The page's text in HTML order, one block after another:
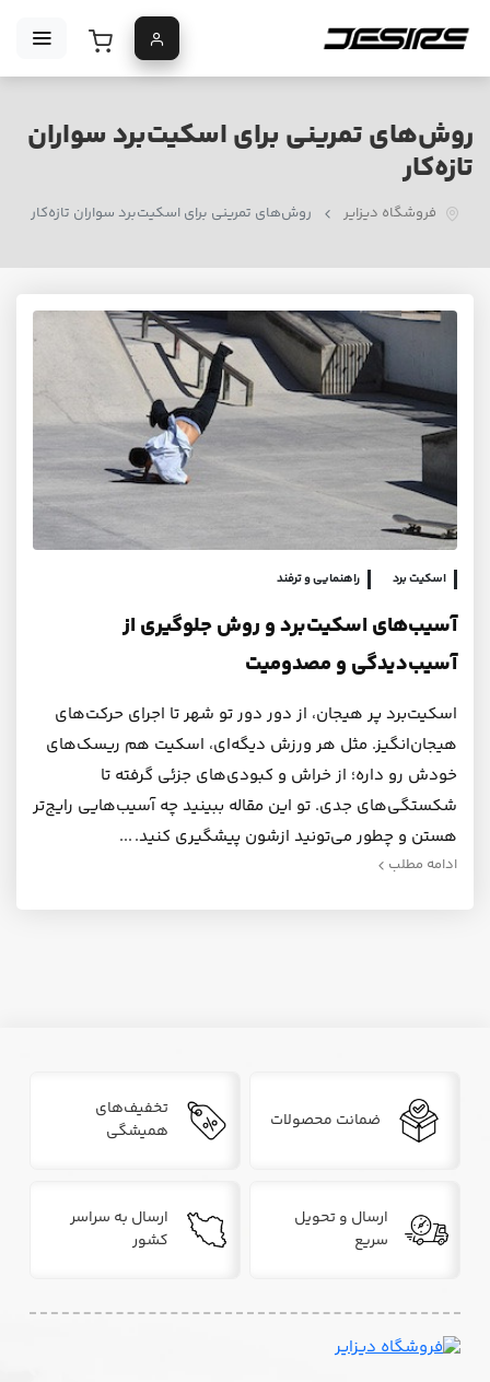
روش‌های تمرینی برای اسکیت‌برد سواران
تازه‌کار
فروشگاه دیزایر روش‌های تمرینی برای اسکیت‌برد سواران تازه‌کار
اسکیت برد راهنمایی و ترفند
آسیب‌های اسکیت‌برد و روش جلوگیری از
آسیب‌دیدگی و مصدومیت
اسکیت‌برد پر هیجان، از دور دور تو شهر تا اجرای حرکت‌های
هیجان‌انگیز. مثل هر ورزش دیگه‌ای، اسکیت هم ریسک‌های
خودش رو داره؛ از خراش و کبودی‌های جزئی گرفته تا
شکستگی‌های جدی. تو این مقاله ببینید چه آسیب‌هایی رایج‌تر
هستن و چطور می‌تونید ازشون پیشگیری کنید.
ادامه مطلب
ضمانت محصولات
تخفیف‌های
همیشگی
ارسال و تحویل
سریع
ارسال به سراسر
کشور